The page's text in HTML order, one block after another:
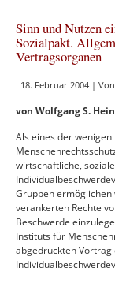
Sinn und Nutzen
Sozialpakt.
Vertragsorganen
18. Februar 2004 | Von
von Wolfgang S.
Als eines der
wirtschaftliche,
Gruppen
verankerten Rechte
Beschwerde
Instituts für
abgedruckten Vortrag